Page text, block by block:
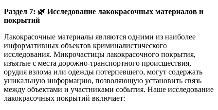
Раздел 7: 🌿 Исследование лакокрасочных материалов и
покрытий
Лакокрасочные материалы являются одними из наиболее
информативных объектов криминалистического
исследования. Микрочастицы лакокрасочного покрытия,
изъятые с места дорожно-транспортного происшествия,
орудия взлома или одежды потерпевшего, могут содержать
уникальную информацию, позволяющую установить связь
между объектами и участниками события. Наше исследование
лакокрасочных покрытий включает: